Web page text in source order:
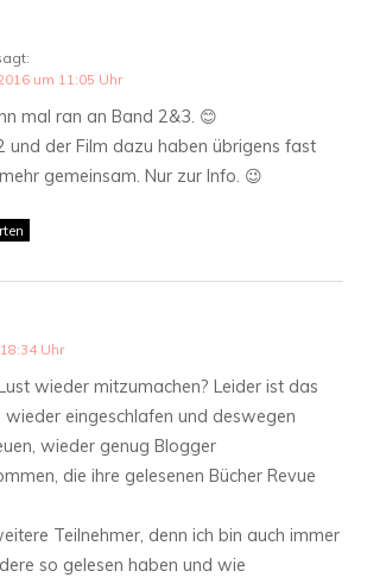
um 11:05 Uhr
mal ran an Band 2&3. 😊
und der Film dazu haben übrigens fast
gemeinsam. Nur zur Info. 😉
Uhr
wieder mitzumachen? Leider ist das
wieder eingeschlafen und deswegen
wieder genug Blogger
die ihre gelesenen Bücher Revue
Teilnehmer, denn ich bin auch immer
so gelesen haben und wie